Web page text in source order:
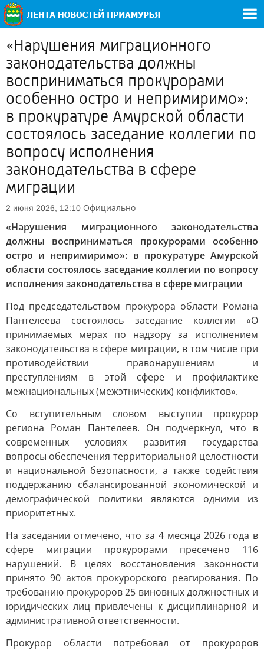
«Нарушения миграционного
законодательства должны
восприниматься прокурорами
особенно остро и непримиримо»:
в прокуратуре Амурской области
состоялось заседание коллегии по
вопросу исполнения
законодательства в сфере
миграции
2 июня 2026, 12:10 Официально
«Нарушения миграционного законодательства
должны восприниматься прокурорами особенно
остро и непримиримо»: в прокуратуре Амурской
области состоялось заседание коллегии по вопросу
исполнения законодательства в сфере миграции
Под председательством прокурора области Романа
Пантелеева состоялось заседание коллегии «О
принимаемых мерах по надзору за исполнением
законодательства в сфере миграции, в том числе при
противодействии правонарушениям и
преступлениям в этой сфере и профилактике
межнациональных (межэтнических) конфликтов».
Со вступительным словом выступил прокурор
региона Роман Пантелеев. Он подчеркнул, что в
современных условиях развития государства
вопросы обеспечения территориальной целостности
и национальной безопасности, а также содействия
поддержанию сбалансированной экономической и
демографической политики являются одними из
приоритетных.
На заседании отмечено, что за 4 месяца 2026 года в
сфере миграции прокурорами пресечено 116
нарушений. В целях восстановления законности
принято 90 актов прокурорского реагирования. По
требованию прокуроров 25 виновных должностных и
юридических лиц привлечены к дисциплинарной и
административной ответственности.
Прокурор области потребовал от прокуроров